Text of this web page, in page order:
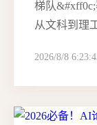
梯队
从文科到理
2026/8/8